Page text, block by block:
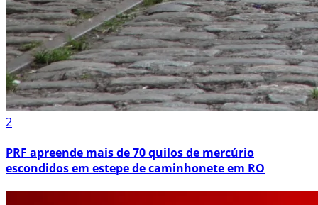
2
PRF apreende mais de 70 quilos de mercúrio
escondidos em estepe de caminhonete em RO